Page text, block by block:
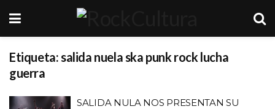
Etiqueta:salida nuela ska punk rock lucha
guerra
SALIDA NULA NOS PRESENTAN SU